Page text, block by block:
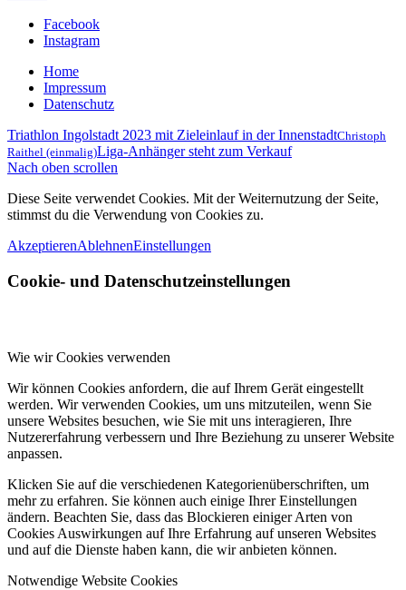
Facebook
Instagram
Home
Impressum
Datenschutz
Triathlon Ingolstadt 2023 mit Zieleinlauf in der InnenstadtChristoph
Raithel (einmalig)Liga-Anhänger steht zum Verkauf
Nach oben scrollen
Diese Seite verwendet Cookies. Mit der Weiternutzung der Seite,
stimmst du die Verwendung von Cookies zu.
AkzeptierenAblehnenEinstellungen
Cookie- und Datenschutzeinstellungen
Wie wir Cookies verwenden
Wir können Cookies anfordern, die auf Ihrem Gerät eingestellt
werden. Wir verwenden Cookies, um uns mitzuteilen, wenn Sie
unsere Websites besuchen, wie Sie mit uns interagieren, Ihre
Nutzererfahrung verbessern und Ihre Beziehung zu unserer Website
anpassen.
Klicken Sie auf die verschiedenen Kategorienüberschriften, um
mehr zu erfahren. Sie können auch einige Ihrer Einstellungen
ändern. Beachten Sie, dass das Blockieren einiger Arten von
Cookies Auswirkungen auf Ihre Erfahrung auf unseren Websites
und auf die Dienste haben kann, die wir anbieten können.
Notwendige Website Cookies